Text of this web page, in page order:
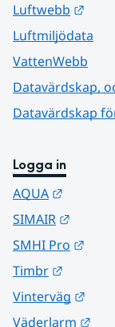
Luftwebb
Luftmiljödata
VattenWebb
Datavärdskap,
Datavärdskap
Logga in
AQUA
SIMAIR
SMHI Pro
Timbr
Vinterväg
Väderlarm